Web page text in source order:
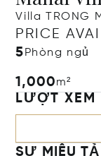
Villa TRONG
PRICE
5 Phòng ngủ
1,000m²
LƯỢT XEM
SỰ MIÊU TẢ